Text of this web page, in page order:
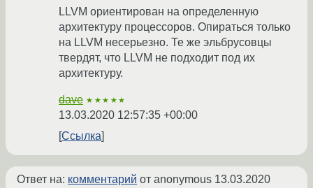
LLVM ориентирован на определенную
архитектуру процессоров. Опираться только
на LLVM несерьезно. Те же эльбрусовцы
твердят, что LLVM не подходит под их
архитектуру.
dave ★★★★★
13.03.2020 12:57:35 +00:00
Ссылка
Ответ на: комментарий от anonymous 13.03.2020